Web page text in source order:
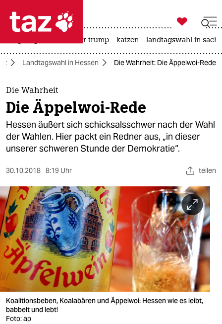
 taz zahl ich
taz zahl ich
themen
politik
öko
sport
berlin
nord
wahrheit
verlag
verlag

taz zahl ich
usa unter trump katzen landtagswahl in
Landtagswahl in Hessen Die Wahrheit: Die Äppelwoi-Rede
Die Wahrheit
Die Äppelwoi-Rede
Hessen äußert sich schicksalsschwer nach der Wahl
der Wahlen. Hier packt ein Redner aus, „in dieser
unserer schweren Stunde der Demokratie“.
30.10.2018 8:19 Uhr teilen
Koalitionsbeben, Koalabären und Äppelwoi: Hessen wie es leibt,
babbelt und lebt!
Foto: ap